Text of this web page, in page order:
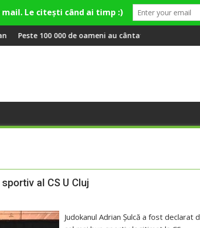
și Theo Rose și comercianți români parteneri, în
de oameni au cântat, la Untold, împreună cu Sting
RIVUS
al CS U Cluj
Judokanul Adrian Şulcă a fost declarat